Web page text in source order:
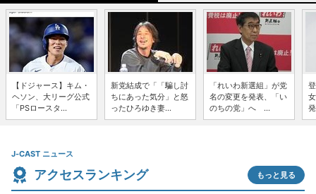
【ドジャース】キム・
ヘソン、大リーグ公式
「PSロースタ...
新党結成で「「騙し討
ちにあった気分」と怒
ったひろゆき妻...
「れいわ新選組」が党
名の変更を発表、「い
のちの党」へ ...
J-CAST ニュース
アクセスランキング もっと見る